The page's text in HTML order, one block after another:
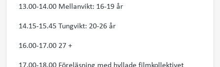
13.00-14.00 Mellanvikt: 16-19 år
14.15-15.45 Tungvikt: 20-26 år
16.00-17.00 27 +
17.00-18.00 Föreläsning med hyllade filmkollektivet